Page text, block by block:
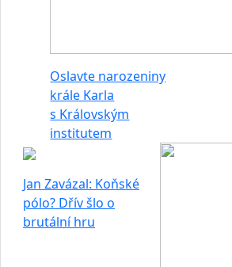
Oslavte narozeniny
krále Karla
s Královským
institutem
Jan Zavázal: Koňské
pólo? Dřív šlo o
brutální hru